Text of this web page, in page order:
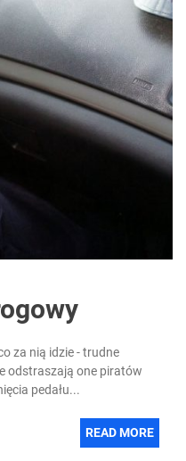
za nią idzie - trudne
odstraszają one piratów
pedału...
READ MORE